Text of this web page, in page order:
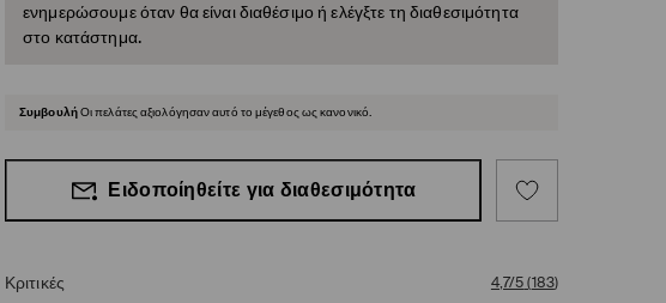
ενημερώσουμε όταν θα είναι διαθέσιμο ή ελέγξτε τη διαθεσιμότητα
στο κατάστημα.
ΣυμβουλήΟι πελάτες αξιολόγησαν αυτό το μέγεθος ως κανονικό.
Ειδοποίηθείτε για διαθεσιμότητα
Κριτικές 4,7/5(183)